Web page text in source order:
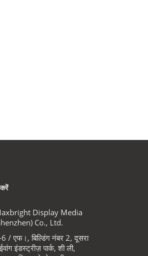
Display Media
Co., Ltd.
/ एफ।, बिल्डिंग नंबर 2, दूसरा
इंडस्ट्रीज़ पार्क, शी ली,